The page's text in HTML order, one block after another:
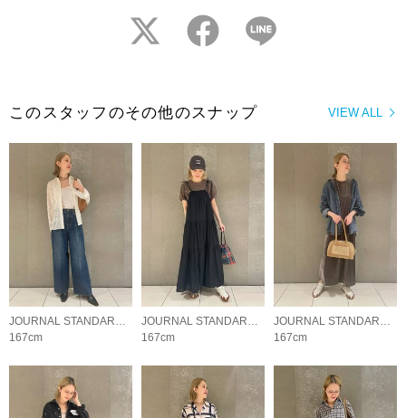
twitter facebook
VIEW ALL
このスタッフのその他のスナップ
JOURNAL STANDARD LADYS
167cm
JOURNAL STANDARD LADYS
167cm
JOURNAL STANDARD LADYS
167cm